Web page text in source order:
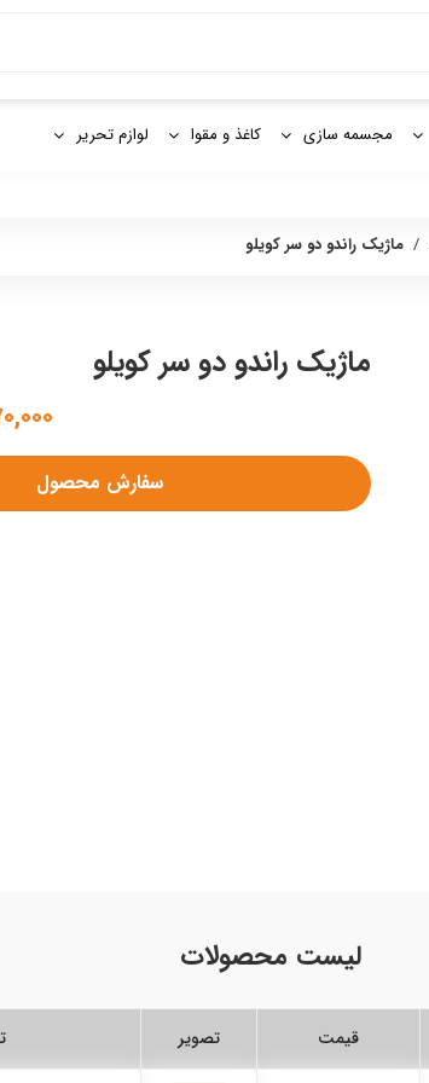
مجسمه سازی کاغذ و مقوا لوازم تحریر
/ ماژیک راندو دو سر کویلو
ماژیک راندو دو سر کویلو
سفارش محصول
لیست محصولات
قیمت تصویر